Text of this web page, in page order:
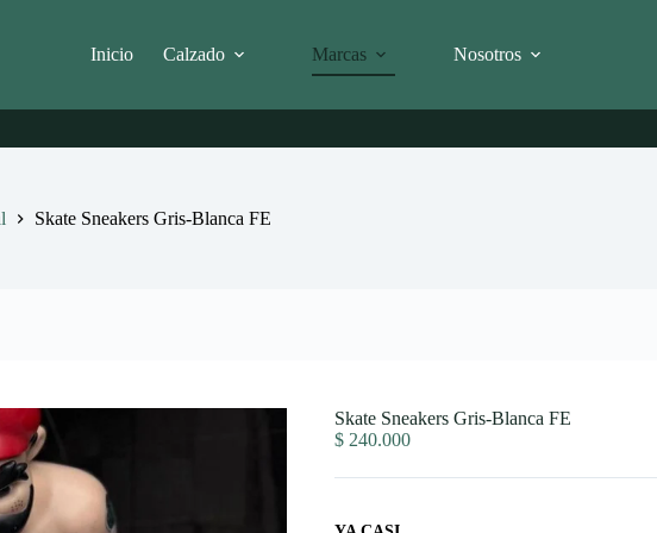
Inicio Calzado Marcas Nosotros
Skate Sneakers Gris-Blanca FE
Skate Sneakers Gris-Blanca FE
$240.000